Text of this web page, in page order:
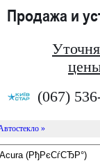
Продажа и
(067)
»